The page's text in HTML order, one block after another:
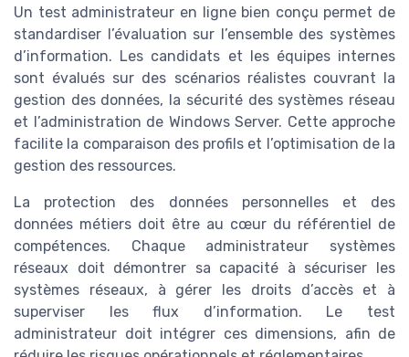
Un test administrateur en ligne bien conçu permet de
standardiser l’évaluation sur l’ensemble des systèmes
d’information. Les candidats et les équipes internes
sont évalués sur des scénarios réalistes couvrant la
gestion des données, la sécurité des systèmes réseau
et l’administration de Windows Server. Cette approche
facilite la comparaison des profils et l’optimisation de la
gestion des ressources.
La protection des données personnelles et des
données métiers doit être au cœur du référentiel de
compétences. Chaque administrateur systèmes
réseaux doit démontrer sa capacité à sécuriser les
systèmes réseaux, à gérer les droits d’accès et à
superviser les flux d’information. Le test
administrateur doit intégrer ces dimensions, afin de